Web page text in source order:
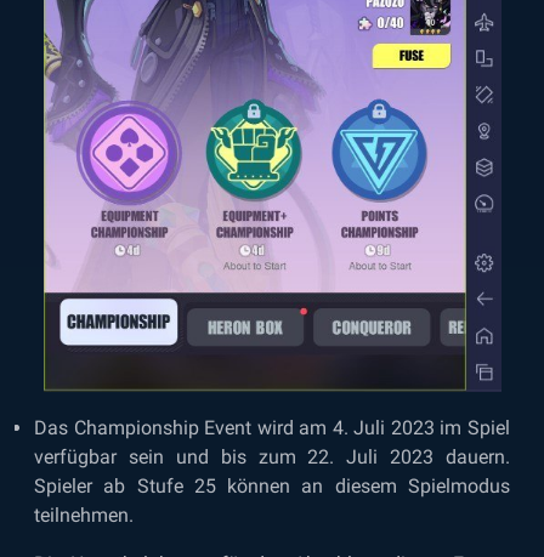
Das Championship Event wird am 4. Juli 2023 im Spiel
verfügbar sein und bis zum 22. Juli 2023 dauern.
Spieler ab Stufe 25 können an diesem Spielmodus
teilnehmen.